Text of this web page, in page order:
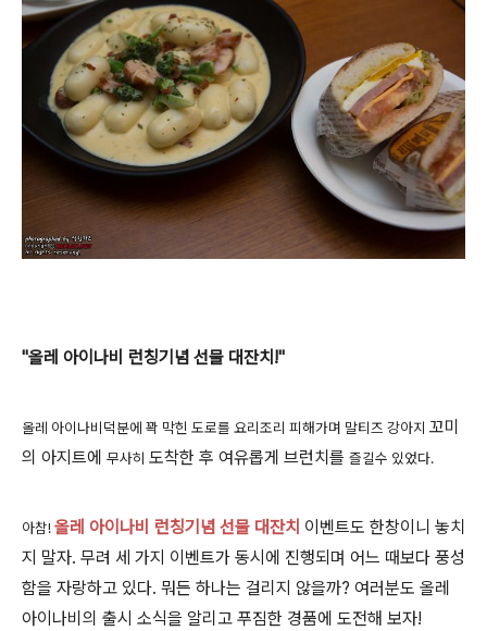
"올레 아이나비 런칭기념 선물 대잔치!"
올레 아이나비덕분에 꽉 막힌 도로를 요리조리 피해가며 말티즈 강아지 꼬미
의 아지트에 무사히 도착한 후 여유롭게 브런치를 즐길수 있었다.
아참!올레 아이나비 런칭기념 선물 대잔치 이벤트도 한창이니 놓치
지 말자. 무려 세 가지 이벤트가 동시에 진행되며 어느 때보다 풍성
함을 자랑하고 있다. 뭐든 하나는 걸리지 않을까? 여러분도 올레
아이나비의 출시 소식을 알리고 푸짐한 경품에 도전해 보자!